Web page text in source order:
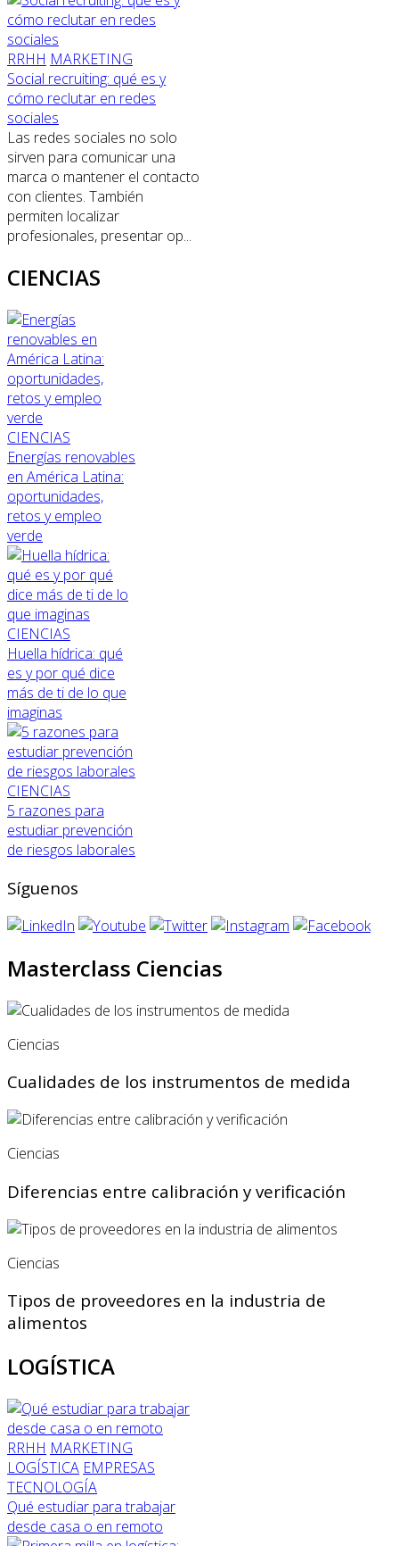
RRHH MARKETING
Social recruiting: qué es y
cómo reclutar en redes
sociales
Las redes sociales no solo
sirven para comunicar una
marca o mantener el contacto
con clientes. También
permiten localizar
profesionales, presentar op...
CIENCIAS
CIENCIAS
Energías renovables
en América Latina:
oportunidades,
retos y empleo
verde
CIENCIAS
Huella hídrica: qué
es y por qué dice
más de ti de lo que
imaginas
CIENCIAS
5 razones para
estudiar prevención
de riesgos laborales
Síguenos
Masterclass Ciencias
Ciencias
Cualidades de los instrumentos de medida
Ciencias
Diferencias entre calibración y verificación
Ciencias
Tipos de proveedores en la industria de
alimentos
LOGÍSTICA
RRHH MARKETING
LOGÍSTICA EMPRESAS
TECNOLOGÍA
Qué estudiar para trabajar
desde casa o en remoto